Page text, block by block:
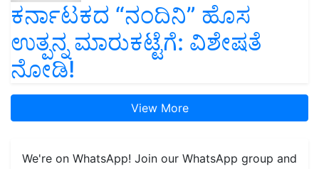
ಕರ್ನಾಟಕದ “ನಂದಿನಿ” ಹೊಸ
ಉತ್ಪನ್ನ ಮಾರುಕಟ್ಟೆಗೆ: ವಿಶೇಷತೆ
ನೋಡಿ!
View More
We're on WhatsApp! Join our WhatsApp group and